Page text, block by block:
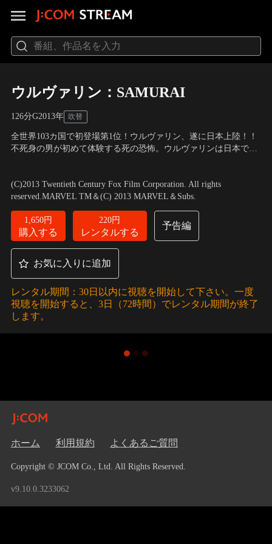
ウルヴァリン：SAMURAI
126分G2013年 吹替
全世界103カ国で初登場第1位！ウルヴァリン、遂に日本上陸！！
不死身の男が初めて体験する死の恐怖。ウルヴァリンは日本で散
いたウルヴァリンは、かつて命を救った旧友である大物実業家の
矢志田に請われて日本を訪れるが…。
(C)2013 Twentieth Century Fox Film Corporation. All rights
reserved.MARVEL TM＆(C) 2013 MARVEL＆Subs.
1,650円
購入する
220円
レンタルする
予告編
お気に入りに追加
レンタル期間：30日以内に視聴を開始して下さい。一度
視聴を開始すると、3日（72時間）でレンタル期間が終了
します。
ホーム 利用規約 よくあるご質問
Copyright © JCOM Co., Ltd. All Rights Reserved.
v9.10.0.3233062